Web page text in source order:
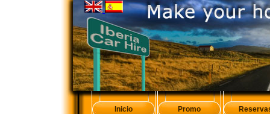
Inicio Promo